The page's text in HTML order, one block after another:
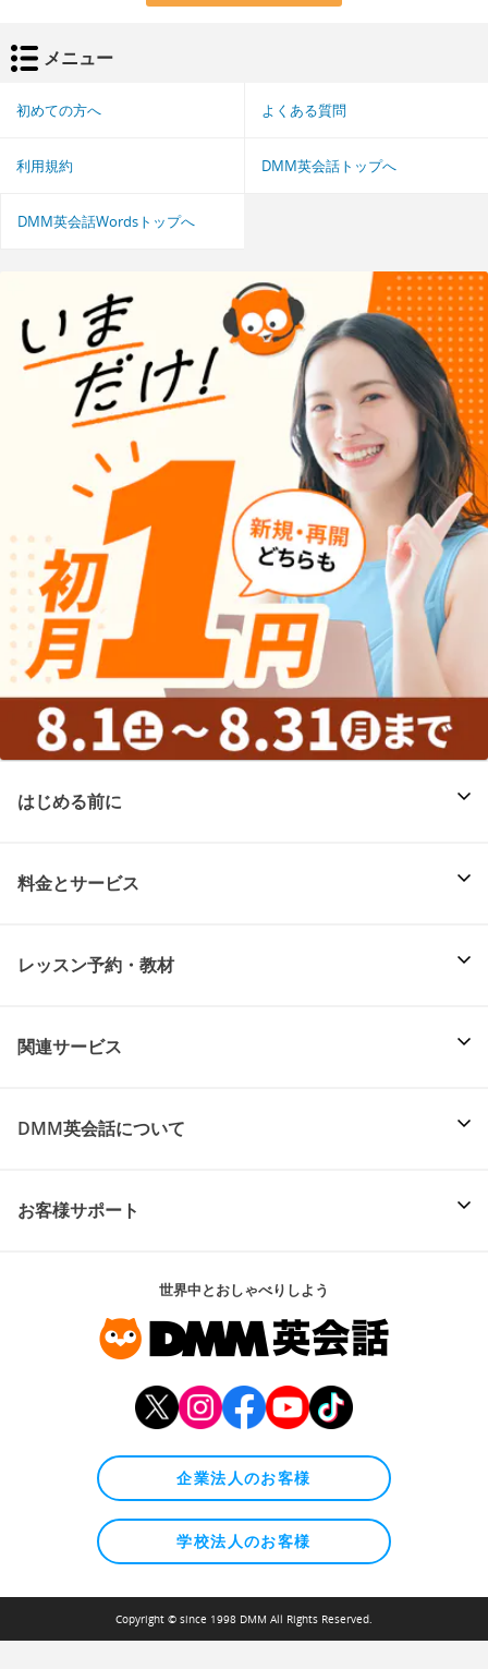
メニュー
初めての方へ よくある質問
利用規約 DMM英会話トップへ
DMM英会話Wordsトップへ
はじめる前に
料金とサービス
レッスン予約・教材
関連サービス
DMM英会話について
お客様サポート
世界中とおしゃべりしよう
企業法人のお客様
学校法人のお客様
Copyright © since 1998 DMM All Rights Reserved.